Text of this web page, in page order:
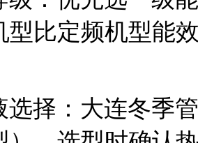
型比定频机型能
选择：大连冬季